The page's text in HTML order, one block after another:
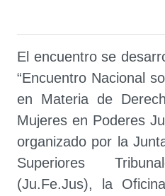
El encuentro se
“Encuentro Nacional
en Materia de
Mujeres en Poderes
organizado por la
Superiores
(Ju.Fe.Jus), la